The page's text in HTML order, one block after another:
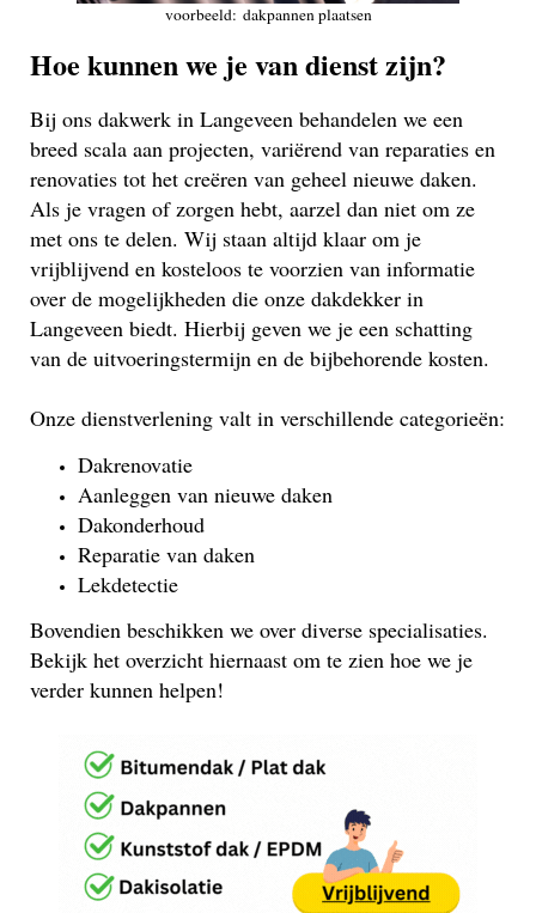
voorbeeld: dakpannen plaatsen
Hoe kunnen we je van dienst zijn?
Bij ons dakwerk in Langeveen behandelen we een
breed scala aan projecten, variërend van reparaties en
renovaties tot het creëren van geheel nieuwe daken.
Als je vragen of zorgen hebt, aarzel dan niet om ze
met ons te delen. Wij staan altijd klaar om je
vrijblijvend en kosteloos te voorzien van informatie
over de mogelijkheden die onze dakdekker in
Langeveen biedt. Hierbij geven we je een schatting
van de uitvoeringstermijn en de bijbehorende kosten.
Onze dienstverlening valt in verschillende categorieën:
Dakrenovatie
Aanleggen van nieuwe daken
Dakonderhoud
Reparatie van daken
Lekdetectie
Bovendien beschikken we over diverse specialisaties.
Bekijk het overzicht hiernaast om te zien hoe we je
verder kunnen helpen!